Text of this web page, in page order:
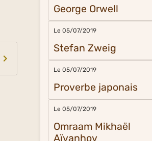
George Orwell
Le 05/07/2019
Stefan Zweig
Le 05/07/2019
Proverbe japonais
Le 05/07/2019
Omraam Mikhaël
Aïvanhov